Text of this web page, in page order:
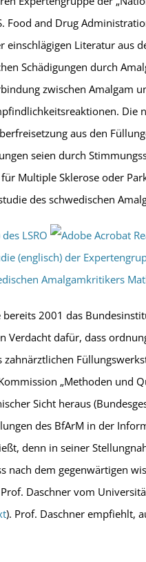
Food and Drug
einschlägigen Literatur aus
Schädigungen durch
zwischen Amalgam
Die
aus den
seien durch
Multiple Sklerose oder
des schwedischen
LSRO
(englisch) der
Amalgamkritikers
2001 das
dafür, dass
„Methoden und
Sicht heraus
des BfArM in der
denn in seiner
nach dem gegenwärtigen
Daschner vom
). Prof. Daschner empfiehlt,